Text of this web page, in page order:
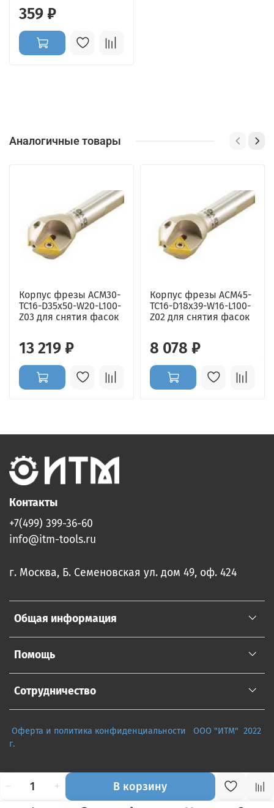
В корзину
359 ₽
Аналогичные товары
Корпус фрезы ACM30-
TC16-D35x50-W20-L100-
Z03 для снятия фасок
13 219 ₽
Корпус фрезы ACM45-
TC16-D18x39-W16-L100-
Z02 для снятия фасок
8 078 ₽
Общая информация
Помощь
Сотрудничество
Контакты
+7(499) 399-36-60
info@itm-tools.ru
г. Москва, Б. Семеновская ул. дом 49, оф. 424
Оферта и политика конфиденциальности
ООО "ИТМ" 2022
г.